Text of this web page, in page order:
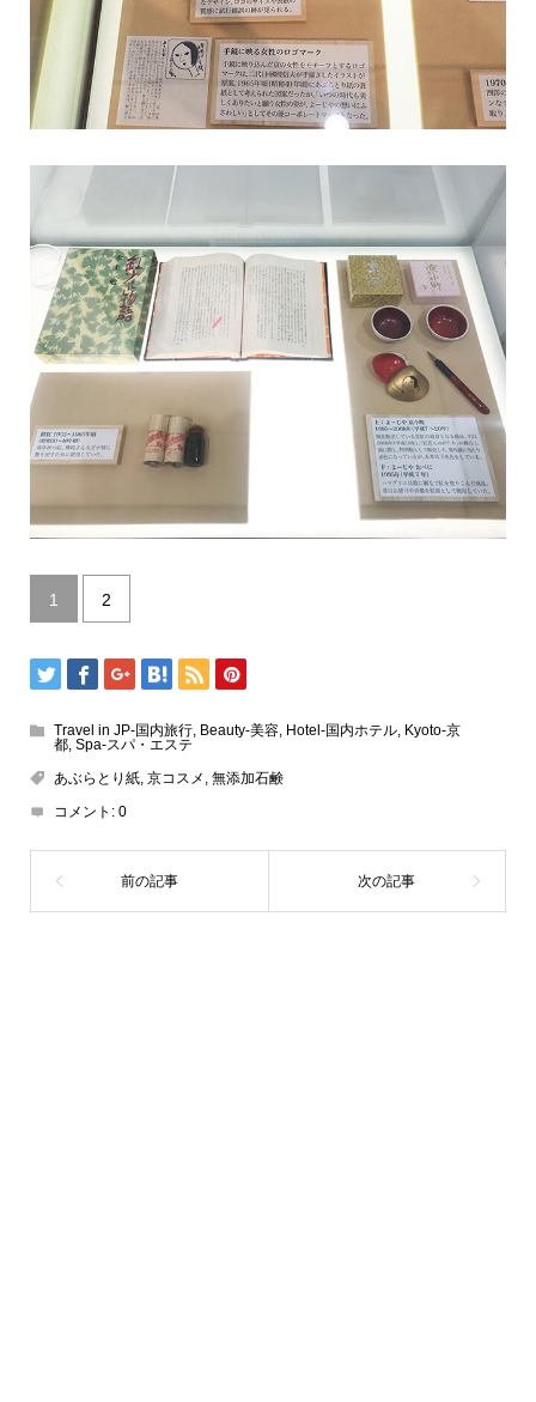
1 2
Travel in JP-国内旅行, Beauty-美容, Hotel-国内ホテル, Kyoto-京
都, Spa-スパ・エステ
あぶらとり紙, 京コスメ , 無添加石鹸
コメント: 0